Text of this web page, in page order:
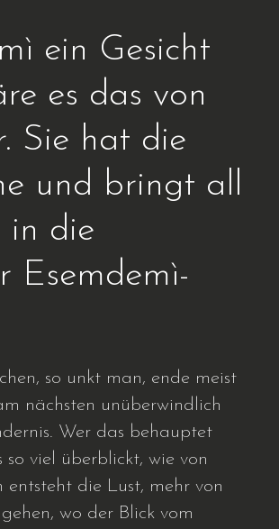
ein Gesicht
es das von
Sie hat die
und bringt all
in die
Esemdemì-
so unkt man, ende meist
nächsten unüberwindlich
Wer das behauptet
so viel überblickt, wie von
die Lust, mehr von
wo der Blick vom